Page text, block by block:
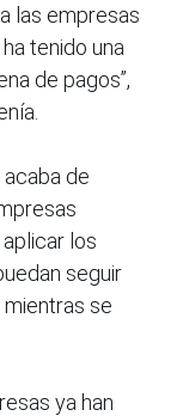
las empresas
tenido una
de pagos”,
de
los
seguir
se
ya han